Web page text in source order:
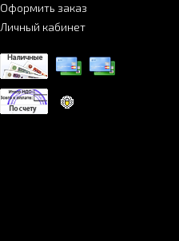
Оформить заказ
Личный кабинет